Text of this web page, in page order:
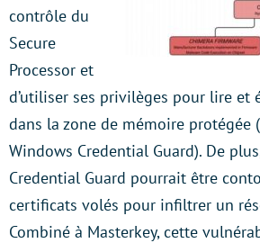
contrôle du
Secure
Processor et
d’utiliser ses privilèges pour lire et
dans la zone de mémoire protégée
Windows Credential Guard). De
Credential Guard pourrait être
certificats volés pour infiltrer un
Combiné à Masterkey, cette